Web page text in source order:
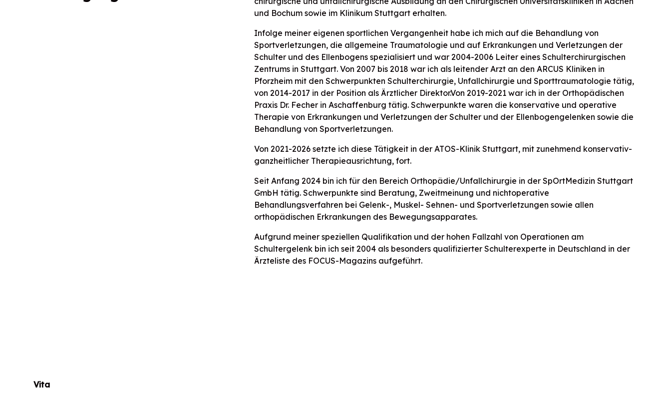
und Bochum sowie im Klinikum Stuttgart erhalten.
Infolge meiner eigenen sportlichen Vergangenheit habe ich mich auf die Behandlung von
Sportverletzungen, die allgemeine Traumatologie und auf Erkrankungen und Verletzungen der
Schulter und des Ellenbogens spezialisiert und war 2004-2006 Leiter eines Schulterchirurgischen
Zentrums in Stuttgart. Von 2007 bis 2018 war ich als leitender Arzt an den ARCUS Kliniken in
Pforzheim mit den Schwerpunkten Schulterchirurgie, Unfallchirurgie und Sporttraumatologie tätig,
von 2014-2017 in der Position als Ärztlicher Direktor.Von 2019-2021 war ich in der Orthopädischen
Praxis Dr. Fecher in Aschaffenburg tätig. Schwerpunkte waren die konservative und operative
Therapie von Erkrankungen und Verletzungen der Schulter und der Ellenbogengelenken sowie die
Behandlung von Sportverletzungen.
Von 2021-2026 setzte ich diese Tätigkeit in der ATOS-Klinik Stuttgart, mit zunehmend konservativ-
ganzheitlicher Therapieausrichtung, fort.
Seit Anfang 2024 bin ich für den Bereich Orthopädie/Unfallchirurgie in der SpOrtMedizin Stuttgart
GmbH tätig. Schwerpunkte sind Beratung, Zweitmeinung und nichtoperative
Behandlungsverfahren bei Gelenk-, Muskel- Sehnen- und Sportverletzungen sowie allen
orthopädischen Erkrankungen des Bewegungsapparates.
Aufgrund meiner speziellen Qualifikation und der hohen Fallzahl von Operationen am
Schultergelenk bin ich seit 2004 als besonders qualifizierter Schulterexperte in Deutschland in der
Ärzteliste des FOCUS-Magazins aufgeführt.
Vita